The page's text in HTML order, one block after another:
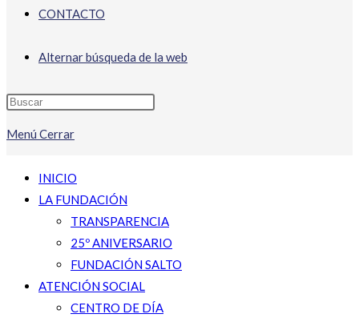
CONTACTO
Alternar búsqueda de la web
Menú Cerrar
INICIO
LA FUNDACIÓN
TRANSPARENCIA
25º ANIVERSARIO
FUNDACIÓN SALTO
ATENCIÓN SOCIAL
CENTRO DE DÍA